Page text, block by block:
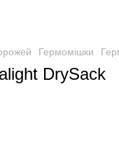
Гермомішки
DrySack